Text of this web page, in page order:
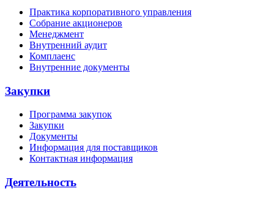
Практика корпоративного управления
Собрание акционеров
Менеджмент
Внутренний аудит
Комплаенс
Внутренние документы
Закупки
Программа закупок
Закупки
Документы
Информация для поставщиков
Контактная информация
Деятельность